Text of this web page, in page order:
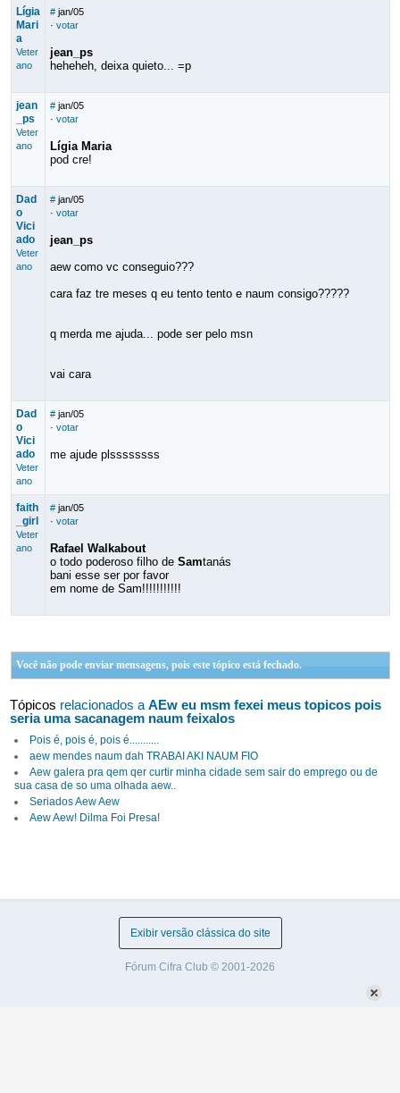
Lígia
Mari
a
Veter
ano
# jan/05
· votar
jean_ps
heheheh, deixa quieto... =p
jean
_ps
Veter
ano
# jan/05
· votar
Lígia Maria
pod cre!
Dad
o
Vici
ado
Veter
ano
# jan/05
· votar
jean_ps
aew como vc conseguio???
cara faz tre meses q eu tento tento e naum consigo?????
q merda me ajuda... pode ser pelo msn
vai cara
Dad
o
Vici
ado
Veter
ano
# jan/05
· votar
me ajude plssssssss
faith
_girl
Veter
ano
# jan/05
· votar
Rafael Walkabout
o todo poderoso filho de Samtanás
bani esse ser por favor
em nome de Sam!!!!!!!!!!!
Você não pode enviar mensagens, pois este tópico está fechado.
Tópicos relacionados aAEw eu msm fexei meus topicos pois
seria uma sacanagem naum feixalos
Pois é, pois é, pois é...........
aew mendes naum dah TRABAI AKI NAUM FIO
Aew galera pra qem qer curtir minha cidade sem sair do emprego ou de
sua casa de so uma olhada aew..
Seriados Aew Aew
Aew Aew! Dilma Foi Presa!
Exibir versão clássica do site
Fórum Cifra Club © 2001-2026